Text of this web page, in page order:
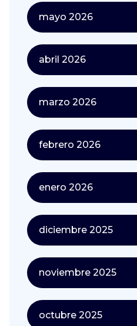
mayo 2026
abril 2026
marzo 2026
febrero 2026
enero 2026
diciembre 2025
noviembre 2025
octubre 2025